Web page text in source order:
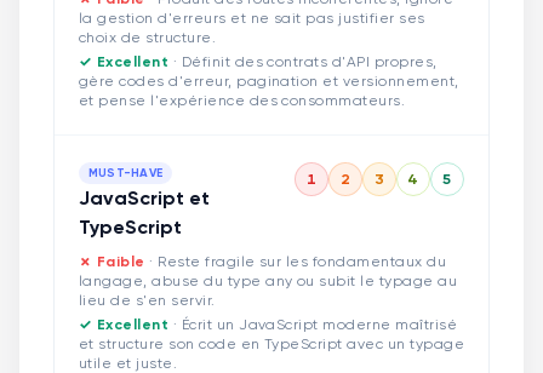
la gestion d'erreurs et ne sait pas justifier ses
choix de structure.
✓ Excellent · Définit des contrats d'API propres,
gère codes d'erreur, pagination et versionnement,
et pense l'expérience des consommateurs.
MUST-HAVE
JavaScript et
TypeScript
1 2 3 4 5
✗ Faible · Reste fragile sur les fondamentaux du
langage, abuse du type any ou subit le typage au
lieu de s'en servir.
✓ Excellent · Écrit un JavaScript moderne maîtrisé
et structure son code en TypeScript avec un typage
utile et juste.